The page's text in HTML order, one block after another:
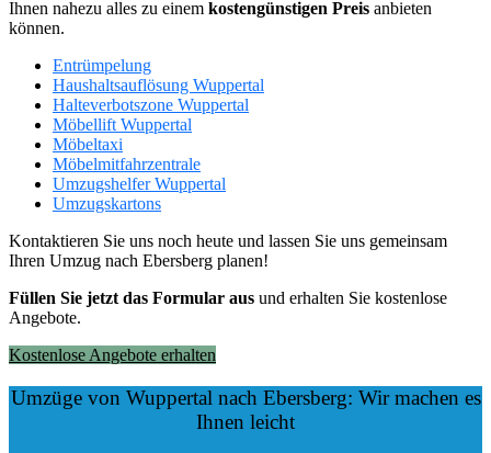
Ihnen nahezu alles zu einem kostengünstigen Preis anbieten
können.
Entrümpelung
Haushaltsauflösung Wuppertal
Halteverbotszone Wuppertal
Möbellift Wuppertal
Möbeltaxi
Möbelmitfahrzentrale
Umzugshelfer Wuppertal
Umzugskartons
Kontaktieren Sie uns noch heute und lassen Sie uns gemeinsam
Ihren Umzug nach Ebersberg planen!
Füllen Sie jetzt das Formular aus und erhalten Sie kostenlose
Angebote.
Kostenlose Angebote erhalten
Umzüge von Wuppertal nach Ebersberg: Wir machen es
Ihnen leicht